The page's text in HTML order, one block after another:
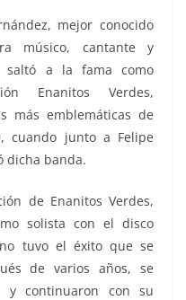
mejor conocido
músico, cantante y
saltó a la fama como
Enanitos Verdes,
más emblemáticas de
cuando junto a Felipe
dicha banda.
de Enanitos Verdes,
solista con el disco
tuvo el éxito que se
de varios años, se
y continuaron con su